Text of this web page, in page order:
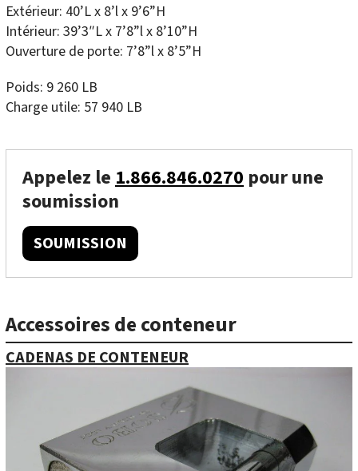
Extérieur: 40’L x 8’l x 9’6”H
Intérieur: 39’3″L x 7’8”l x 8’10”H
Ouverture de porte: 7’8”l x 8’5”H
Poids: 9 260 LB
Charge utile: 57 940 LB
Appelez le 1.866.846.0270 pour une
soumission
SOUMISSION
Accessoires de conteneur
CADENAS DE CONTENEUR